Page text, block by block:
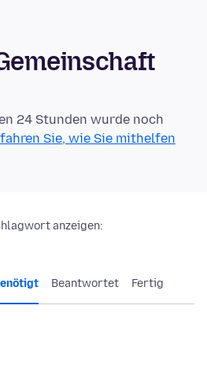
24 Stunden wurde noch
Sie, wie Sie mithelfen
anzeigen:
Beantwortet Fertig